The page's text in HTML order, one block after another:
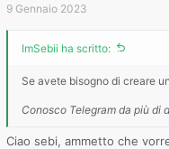
9 Gennaio 2023
ImSebii ha scritto:
Se avete bisogno di creare un
Conosco Telegram da più di
Ciao sebi, ammetto che